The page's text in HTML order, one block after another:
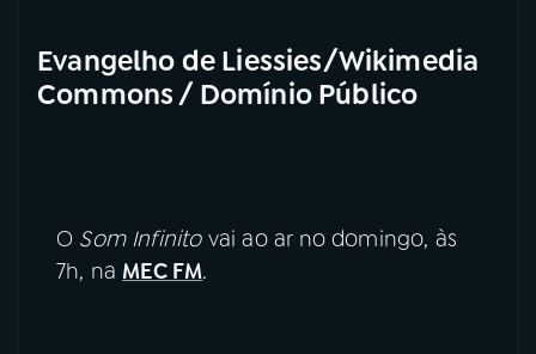
Evangelho de Liessies/Wikimedia
Commons / Domínio Público
O Som Infinitovai ao ar no domingo, às
7h, na MEC FM.